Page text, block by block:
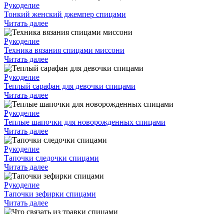
Рукоделие
Тонкий женский джемпер спицами
Читать далее
Рукоделие
Техника вязания спицами миссони
Читать далее
Рукоделие
Теплый сарафан для девочки спицами
Читать далее
Рукоделие
Теплые шапочки для новорожденных спицами
Читать далее
Рукоделие
Тапочки следочки спицами
Читать далее
Рукоделие
Тапочки зефирки спицами
Читать далее